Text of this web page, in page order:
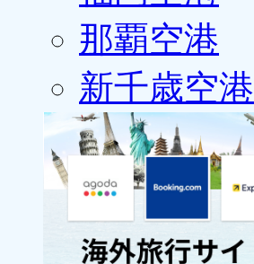
那覇空港
新千歳空港